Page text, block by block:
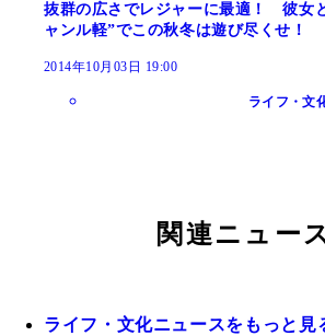
抜群の広さでレジャーに最適！ 彼女
ャンル軽”でこの秋冬は遊び尽くせ！
2014年10月03日 19:00
ライフ・文
関連ニュー
ライフ・文化ニュースをもっと見